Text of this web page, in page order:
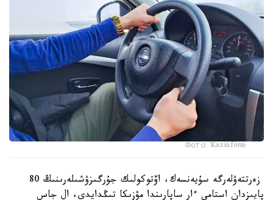
Фото: Kazinform
زەرتتەۋلەرگە سۇيەنسەك، اۆتوكولىك جۇرگىزۋشىلەرىنىڭ 80
پايىزدان استامى ءار ساپارىندا مۋزىكا تىڭدايدى، ال جاس